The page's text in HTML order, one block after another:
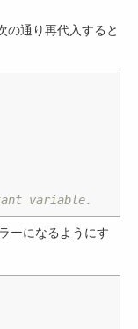
の通り再代入すると
variable.
ーになるようにす